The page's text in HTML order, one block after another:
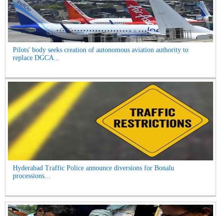
Pilots' body seeks creation of autonomous aviation authority to
replace DGCA...
Hyderabad Traffic Police announce diversions for Bonalu
processions...